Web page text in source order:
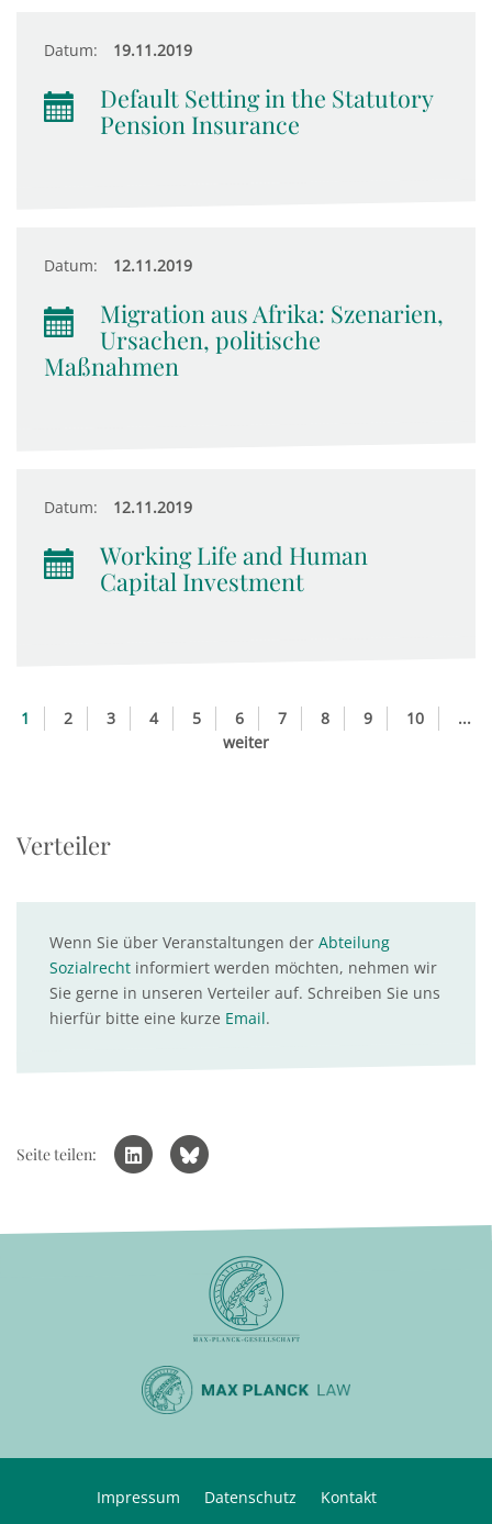
Datum: 19.11.2019
Default Setting in the Statutory
Pension Insurance
Datum: 12.11.2019
Migration aus Afrika: Szenarien,
Ursachen, politische
Maßnahmen
Datum: 12.11.2019
Working Life and Human
Capital Investment
1 2 3 4 5 6 7 8 9 10
...
weiter
Verteiler
Wenn Sie über Veranstaltungen der Abteilung
Sozialrecht informiert werden möchten, nehmen wir
Sie gerne in unseren Verteiler auf. Schreiben Sie uns
hierfür bitte eine kurze Email.
Seite teilen:
Impressum Datenschutz Kontakt